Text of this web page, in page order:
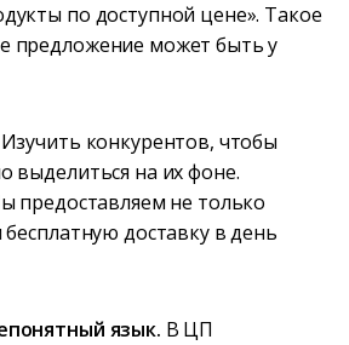
по доступной цене». Такое
предложение может быть у
Изучить конкурентов, чтобы
выделиться на их фоне.
предоставляем не только
доставку в день
язык. В ЦП